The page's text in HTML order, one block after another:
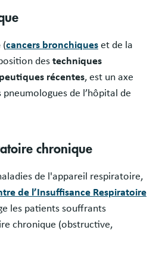
(cancers bronchiques et de la
des techniques
récentes, est un axe
de l’hôpital de
chronique
de l'appareil respiratoire,
de l’Insuffisance Respiratoire
les patients souffrants
chronique (obstructive,